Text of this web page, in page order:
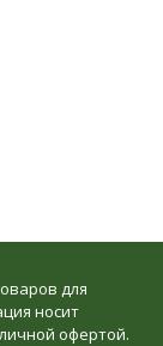
для
носит
офертой.